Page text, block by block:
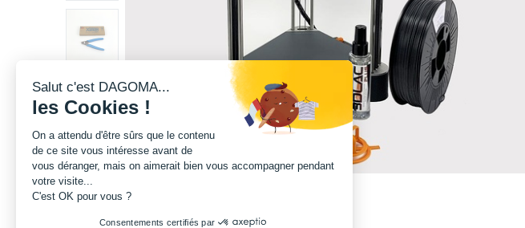
Salut c'est DAGOMA...
les Cookies !
On a attendu d'être sûrs que le contenu
de ce site vous intéresse avant de
vous déranger, mais on aimerait bien vous accompagner pendant
votre visite...
C'est OK pour vous ?
Consentements certifiés par